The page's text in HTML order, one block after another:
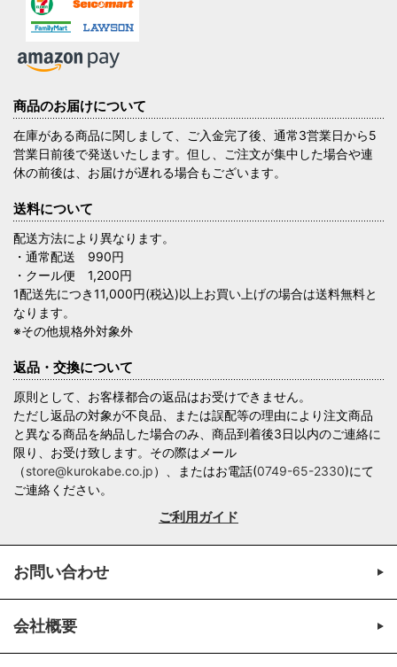
商品のお届けについて
在庫がある商品に関しまして、ご入金完了後、通常3営業日から5
営業日前後で発送いたします。但し、ご注文が集中した場合や連
休の前後は、お届けが遅れる場合もございます。
送料について
配送方法により異なります。
・通常配送 990円
・クール便 1,200円
1配送先につき11,000円(税込)以上お買い上げの場合は送料無料と
なります。
※その他規格外対象外
返品・交換について
原則として、お客様都合の返品はお受けできません。
ただし返品の対象が不良品、または誤配等の理由により注文商品
と異なる商品を納品した場合のみ、商品到着後3日以内のご連絡に
限り、お受け致します。その際はメール
（store@kurokabe.co.jp）、またはお電話(0749-65-2330)にて
ご連絡ください。
ご利用ガイド
お問い合わせ
会社概要